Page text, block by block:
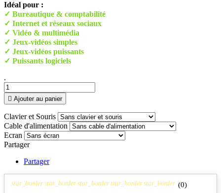
Idéal pour :
✓ Bureautique & comptabilité
✓ Internet et réseaux sociaux
✓ Vidéo & multimédia
✓ Jeux-vidéos simples
✓ Jeux-vidéos puissants
✓ Puissants logiciels
.
 Ajouter au panier
Clavier et Souris
Cable d'alimentation
Ecran
Partager
Partager
star_border star_border star_border star_border star_border (0)